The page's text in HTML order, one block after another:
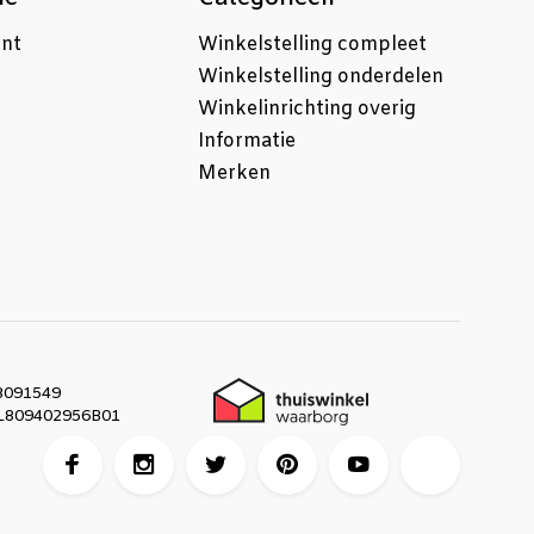
Winkelstelling compleet
Winkelstelling onderdelen
Winkelinrichting overig
Informatie
Merken